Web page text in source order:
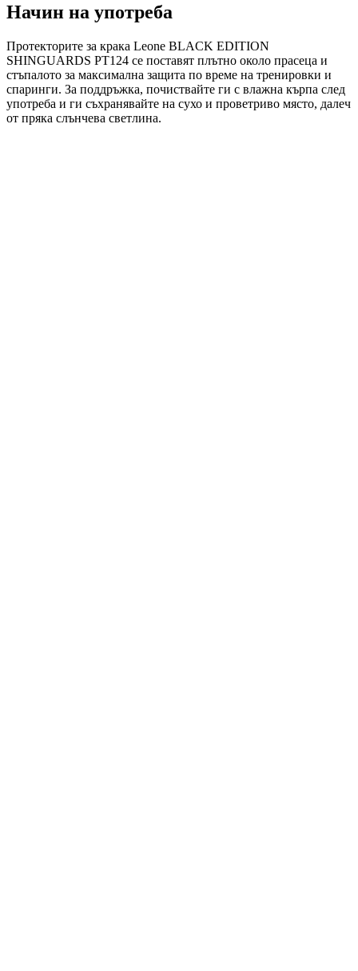
Начин на употреба
Протекторите за крака Leone BLACK EDITION
SHINGUARDS PT124 се поставят плътно около прасеца и
стъпалото за максимална защита по време на тренировки и
спаринги. За поддръжка, почиствайте ги с влажна кърпа след
употреба и ги съхранявайте на сухо и проветриво място, далеч
от пряка слънчева светлина.